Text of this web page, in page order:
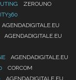
ZEROUNO
AGENDADIGITALE.EU
AGENDADIGITALE.EU
AGENDADIGITALE.EU
CORCOM